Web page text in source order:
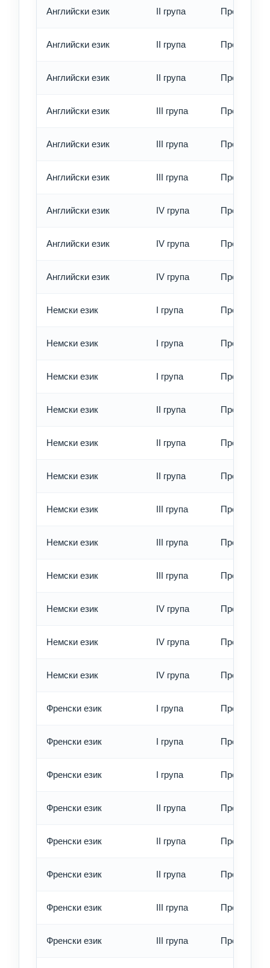
Английски език II група Превод -
Английски език II група Превод -
Английски език II група Превод -
Английски език III група Превод -
Английски език III група Превод -
Английски език III група Превод -
Английски език IV група Превод -
Английски език IV група Превод -
Английски език IV група Превод -
Немски език I група Превод -
Немски език I група Превод -
Немски език I група Превод -
Немски език II група Превод -
Немски език II група Превод -
Немски език II група Превод -
Немски език III група Превод -
Немски език III група Превод -
Немски език III група Превод -
Немски език IV група Превод -
Немски език IV група Превод -
Немски език IV група Превод -
Френски език I група Превод -
Френски език I група Превод -
Френски език I група Превод -
Френски език II група Превод -
Френски език II група Превод -
Френски език II група Превод -
Френски език III група Превод -
Френски език III група Превод -